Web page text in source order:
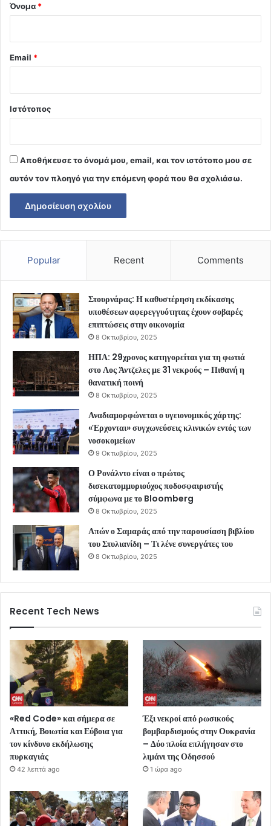
Όνομα *
Email *
Ιστότοπος
Αποθήκευσε το όνομά μου, email, και τον ιστότοπο μου σε
αυτόν τον πλοηγό για την επόμενη φορά που θα σχολιάσω.
Popular Recent Comments
Στουρνάρας: Η καθυστέρηση εκδίκασης
υποθέσεων αφερεγγυότητας έχουν σοβαρές
επιπτώσεις στην οικονομία
8 Οκτωβρίου, 2025
ΗΠΑ: 29χρονος κατηγορείται για τη φωτιά
στο Λος Άντζελες με 31 νεκρούς – Πιθανή η
θανατική ποινή
8 Οκτωβρίου, 2025
Αναδιαμορφώνεται ο υγειονομικός χάρτης:
«Έρχονται» συγχωνεύσεις κλινικών εντός των
νοσοκομείων
9 Οκτωβρίου, 2025
Ο Ρονάλντο είναι ο πρώτος
δισεκατομμυριούχος ποδοσφαιριστής
σύμφωνα με το Bloomberg
8 Οκτωβρίου, 2025
Απών ο Σαμαράς από την παρουσίαση βιβλίου
του Στυλιανίδη – Τι λένε συνεργάτες του
8 Οκτωβρίου, 2025
Recent Tech News
«Red Code» και σήμερα σε
Αττική, Βοιωτία και Εύβοια για
τον κίνδυνο εκδήλωσης
πυρκαγιάς
42 λεπτά ago
Έξι νεκροί από ρωσικούς
βομβαρδισμούς στην Ουκρανία
– Δύο πλοία επλήγησαν στο
λιμάνι της Οδησσού
1 ώρα ago